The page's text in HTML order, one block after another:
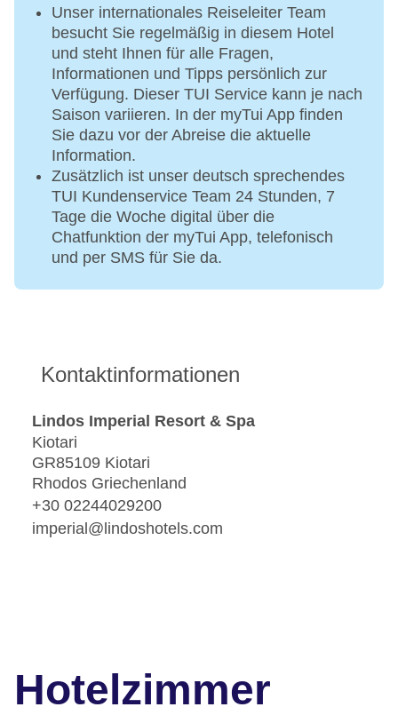
Unser internationales Reiseleiter Team
besucht Sie regelmäßig in diesem Hotel
und steht Ihnen für alle Fragen,
Informationen und Tipps persönlich zur
Verfügung. Dieser TUI Service kann je nach
Saison variieren. In der myTui App finden
Sie dazu vor der Abreise die aktuelle
Information.
Zusätzlich ist unser deutsch sprechendes
TUI Kundenservice Team 24 Stunden, 7
Tage die Woche digital über die
Chatfunktion der myTui App, telefonisch
und per SMS für Sie da.
Kontaktinformationen
Lindos Imperial Resort & Spa
Kiotari
GR85109 Kiotari
Rhodos Griechenland
+30 02244029200
imperial@lindoshotels.com
Hotelzimmer